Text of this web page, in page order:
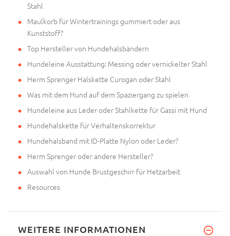
Stahl
Maulkorb für Wintertrainings gummiert oder aus
Kunststoff?
Top Hersteller von Hundehalsbändern
Hundeleine Ausstattung: Messing oder vernickelter Stahl
Herm Sprenger Halskette Curogan oder Stahl
Was mit dem Hund auf dem Spaziergang zu spielen
Hundeleine aus Leder oder Stahlkette für Gassi mit Hund
Hundehalskette für Verhaltenskorrektur
Hundehalsband mit ID-Platte Nylon oder Leder?
Herm Sprenger oder andere Hersteller?
Auswahl von Hunde Brustgeschirr für Hetzarbeit
Resources
WEITERE INFORMATIONEN